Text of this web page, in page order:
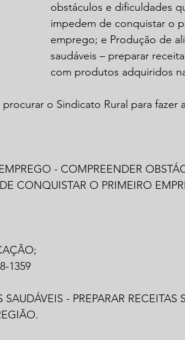
obstáculos e dificuldades
impedem de conquistar o
emprego; e Produção de
saudáveis – preparar
com produtos adquiridos
o Sindicato Rural para fazer
- COMPREENDER
CONQUISTAR O PRIMEIRO
1359
- PREPARAR RECEITAS